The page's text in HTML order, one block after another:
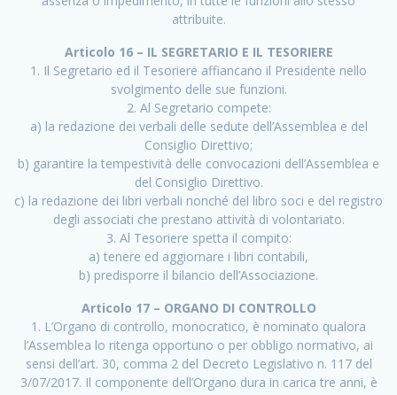
attribuite.
Articolo 16 – IL SEGRETARIO E IL TESORIERE
1. Il Segretario ed il Tesoriere affiancano il Presidente nello
svolgimento delle sue funzioni.
2. Al Segretario compete:
a) la redazione dei verbali delle sedute dell’Assemblea e del
Consiglio Direttivo;
b) garantire la tempestività delle convocazioni dell’Assemblea e
del Consiglio Direttivo.
c) la redazione dei libri verbali nonché del libro soci e del registro
degli associati che prestano attività di volontariato.
3. Al Tesoriere spetta il compito:
a) tenere ed aggiornare i libri contabili,
b) predisporre il bilancio dell’Associazione.
Articolo 17 – ORGANO DI CONTROLLO
1. L’Organo di controllo, monocratico, è nominato qualora
l’Assemblea lo ritenga opportuno o per obbligo normativo, ai
sensi dell’art. 30, comma 2 del Decreto Legislativo n. 117 del
3/07/2017. Il componente dell’Organo dura in carica tre anni, è